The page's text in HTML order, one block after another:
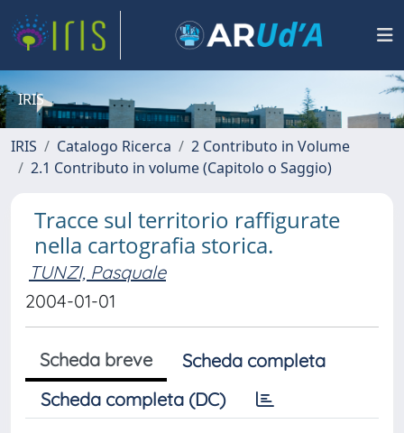
IRIS
IRIS Catalogo Ricerca
2 Contributo in Volume
2.1 Contributo in volume (Capitolo o Saggio)
Tracce sul territorio raffigurate
nella cartografia storica.
TUNZI, Pasquale
2004-01-01
Scheda breve
Scheda completa
Scheda completa (DC)